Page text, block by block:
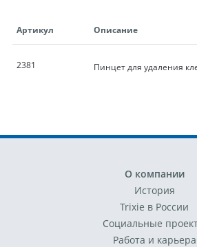
Артикул Описание
2381 Пинцет для удаления
О компании
История
Trixie в России
Социальные
Работа и карьера